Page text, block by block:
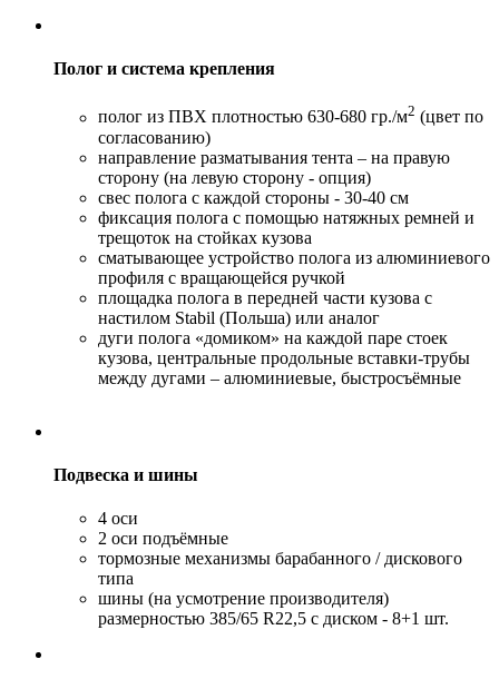
Полог и система крепления
полог из ПВХ плотностью 630-680 гр./м2 (цвет по
согласованию)
направление разматывания тента – на правую
сторону (на левую сторону - опция)
свес полога с каждой стороны - 30-40 см
фиксация полога с помощью натяжных ремней и
трещоток на стойках кузова
сматывающее устройство полога из алюминиевого
профиля с вращающейся ручкой
площадка полога в передней части кузова с
настилом Stabil (Польша) или аналог
дуги полога «домиком» на каждой паре стоек
кузова, центральные продольные вставки-трубы
между дугами – алюминиевые, быстросъёмные
Подвеска и шины
4 оси
2 оси подъёмные
тормозные механизмы барабанного / дискового
типа
шины (на усмотрение производителя)
размерностью 385/65 R22,5 с диском - 8+1 шт.